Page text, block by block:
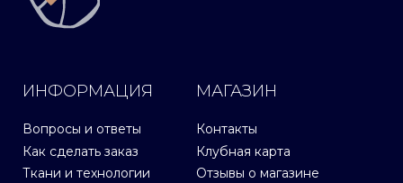
ИНФОРМАЦИЯ
Вопросы и ответы
Как сделать заказ
Ткани и технологии
МАГАЗИН
Контакты
Клубная карта
Отзывы о магазине